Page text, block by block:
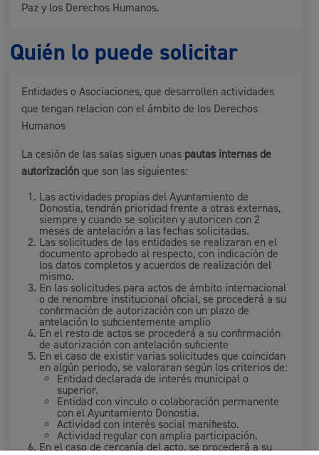
Paz y los Derechos Humanos.
Quién lo puede solicitar
Entidades o Asociaciones, que desarrollen actividades
que tengan relacion con el ámbito de los Derechos
Humanos
La cesión de las salas siguen unas pautas internas de
autorización que son las siguientes:
Las actividades propias del Ayuntamiento de
Donostia, tendrán prioridad frente a otras externas,
siempre y cuando se soliciten y autoricen con 2
meses de antelación a las fechas solicitadas.
Las solicitudes de las entidades se realizaran en el
documento aprobado al respecto, con indicación de
los datos completos y acuerdos de realización del
mismo.
En las solicitudes para actos de ámbito internacional
o de renombre institucional oficial, se procederá a su
confirmación de autorización con un plazo de
antelación lo suficientemente amplio
En el resto de actos se procederá a su confirmación
de autorización con antelación suficiente
En el caso de existir varias solicitudes que coincidan
en algún periodo, se valoraran según los criterios de:
Entidad declarada de interés municipal o
superior.
Entidad con vinculo o colaboración permanente
con el Ayuntamiento Donostia.
Actividad con interés social manifiesto.
Actividad regular con amplia participación.
En el caso de cercanía del acto, se procederá a su